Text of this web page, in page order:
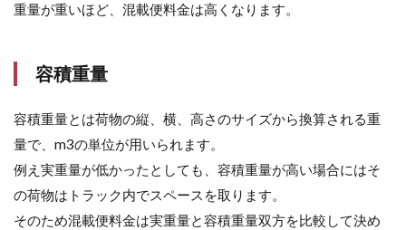
重量が重いほど、混載便料金は高くなります。
容積重量
容積重量とは荷物の縦、横、高さのサイズから換算される重
量で、m3の単位が用いられます。
例え実重量が低かったとしても、容積重量が高い場合にはそ
の荷物はトラック内でスペースを取ります。
そのため混載便料金は実重量と容積重量双方を比較して決め